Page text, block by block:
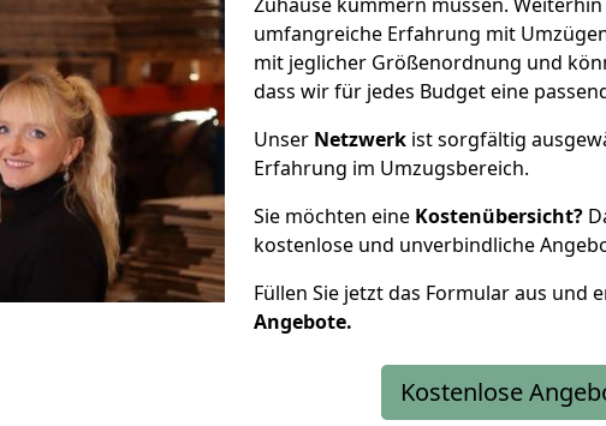
umfangreiche Erfahrung mit
mit jeglicher Größenordnung und
dass wir für jedes Budget eine
Unser Netzwerk ist sorgfältig
Erfahrung im Umzugsbereich.
Sie möchten eine Kostenübersicht?
kostenlose und unverbindliche
Füllen Sie jetzt das Formular aus und
Angebote.
Kostenlose